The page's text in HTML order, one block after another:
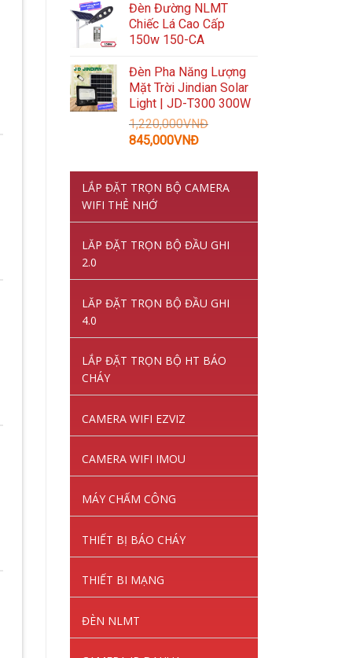
là:
2,150,000VNĐ.
tại
là:
Đèn Đường NLMT
Chiếc Lá Cao Cấp
150w 150-CA
Đèn Pha Năng Lượng
Mặt Trời Jindian Solar
Light | JD-T300 300W
1,220,000VNĐ
Giá
là:
1,220,000VNĐ.
845,000VNĐGiá
tại
là:
LẮP ĐẶT TRỌN BỘ CAMERA
WIFI THẺ NHỚ
LĂP ĐẶT TRỌN BỘ ĐẦU GHI
2.0
LĂP ĐẶT TRỌN BỘ ĐẦU GHI
4.0
LẮP ĐẶT TRỌN BỘ HT BÁO
CHÁY
CAMERA WIFI EZVIZ
CAMERA WIFI IMOU
MÁY CHẤM CÔNG
THIẾT BỊ BÁO CHÁY
THIẾT BI MẠNG
ĐÈN NLMT